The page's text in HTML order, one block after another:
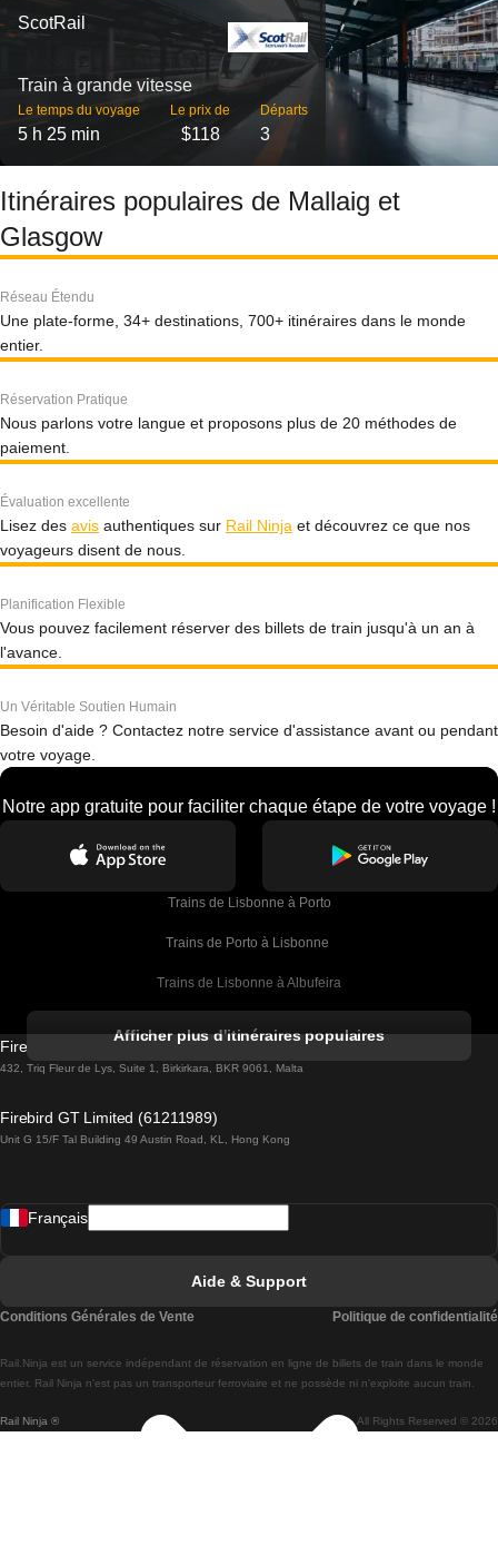
ScotRail
Train à grande vitesse
Le temps du voyage
5 h 25 min
Le prix de
$118
Départs
3
Itinéraires populaires de Mallaig et
Glasgow
Réseau Étendu
Une plate-forme, 34+ destinations, 700+ itinéraires dans le monde
entier.
Réservation Pratique
Nous parlons votre langue et proposons plus de 20 méthodes de
paiement.
Évaluation excellente
Lisez des avis authentiques sur Rail Ninja et découvrez ce que nos
voyageurs disent de nous.
Planification Flexible
Vous pouvez facilement réserver des billets de train jusqu'à un an à
l'avance.
Un Véritable Soutien Humain
Besoin d'aide ? Contactez notre service d'assistance avant ou pendant
votre voyage.
Notre app gratuite pour faciliter chaque étape de votre voyage !
Trains de Lisbonne à Porto
Trains de Porto à Lisbonne
Trains de Lisbonne à Albufeira
Trains de Lisbonne à Lagos
Trains de Lisbonne à Madrid
Trains de Lisbonne à Braga
Trains de Braga à Lisbonne
Afficher plus d'itinéraires populaires
Firebird GT Limited (OC 1451)
432, Triq Fleur de Lys, Suite 1, Birkirkara, BKR 9061, Malta
Firebird GT Limited (61211989)
Unit G 15/F Tal Building 49 Austin Road, KL, Hong Kong
Rail Ninja ® All Rights Reserved © 2026
Rail.Ninja est un service indépendant de réservation en ligne de billets de train dans le monde
entier. Rail Ninja n'est pas un transporteur ferroviaire et ne possède ni n'exploite aucun train.
Français
Aide & Support
Conditions Générales de Vente Politique de confidentialité